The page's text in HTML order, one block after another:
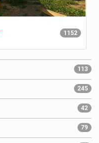
1152
113
245
42
79